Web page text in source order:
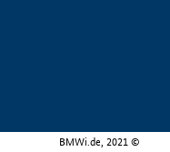
BMWi.de, 2021 ©